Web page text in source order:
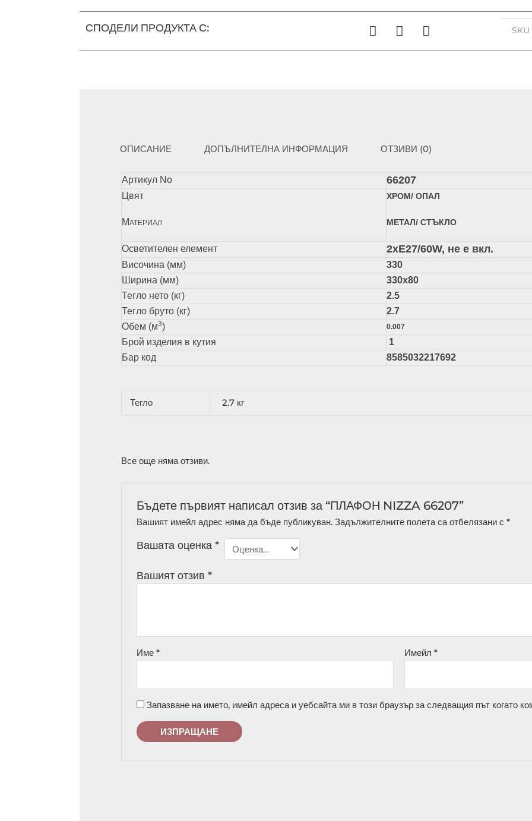
СПОДЕЛИ ПРОДУКТА С: SKU
ОПИСАНИЕ ДОПЪЛНИТЕЛНА ИНФОРМАЦИЯ ОТЗИВИ (0)
Артикул No 66207
Цвят
МАТЕРИАЛ
ХРОМ/ ОПАЛ
МЕТАЛ/ СТЪКЛО
Осветителен елемент 2xЕ27/60W, не е вкл.
Височина (мм)
330
Ширина (мм)
330х80
Тегло нето (кг)
2.5
Тегло бруто (кг)
2.7
Обем (м3) 0.007
Брой изделия в кутия
1
Бар код
8585032217692
Тегло 2.7 кг
Все още няма отзиви.
Бъдете първият написал отзив за “ПЛАФОН NIZZA 66207”
Вашият имейл адрес няма да бъде публикуван. Задължителните полета са отбелязани с*
Вашата оценка*
Вашият отзив*
Име* Имейл *
Запазване на името, имейл адреса и уебсайта ми в този браузър за следващия път когато